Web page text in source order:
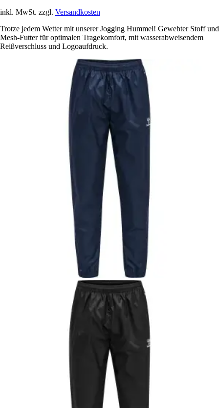
inkl. MwSt. zzgl. Versandkosten
Trotze jedem Wetter mit unserer Jogging Hummel! Gewebter Stoff und
Mesh-Futter für optimalen Tragekomfort, mit wasserabweisendem
Reißverschluss und Logoaufdruck.